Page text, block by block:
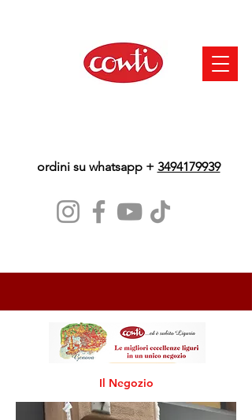
ordini su whatsapp + 3494179939
Il Negozio